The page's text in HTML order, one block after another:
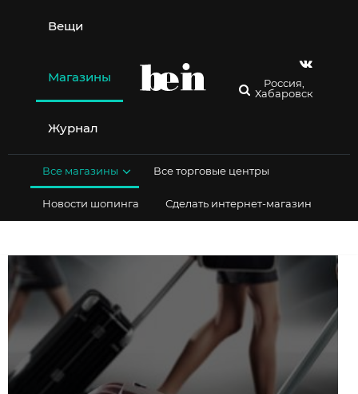
содержимому
Вещи
Магазины
Журнал
Россия,
Хабаровск
Все магазины Все торговые центры
Новости шопинга Сделать интернет-магазин